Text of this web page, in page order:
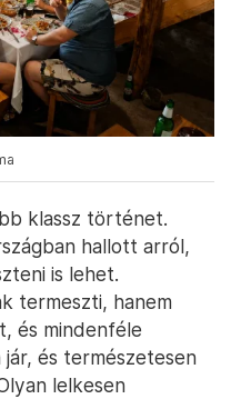
klassz történet.
hallott arról,
is lehet.
termeszti, hanem
és mindenféle
és természetesen
lelkesen